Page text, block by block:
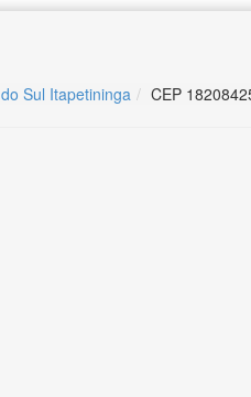
Sul Itapetininga CEP